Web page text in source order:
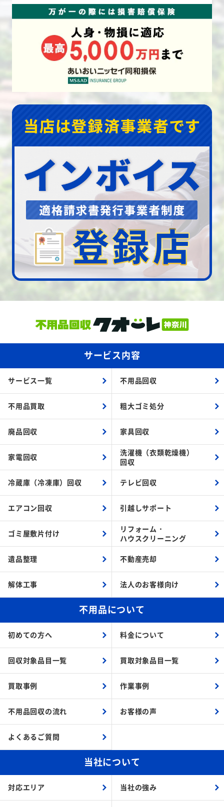
サービス内容
サービス一覧 不用品回収
不用品買取 粗大ゴミ処分
廃品回収 家具回収
家電回収
洗濯機（衣類乾燥機）
回収
冷蔵庫（冷凍庫）回収 テレビ回収
エアコン回収 引越しサポート
ゴミ屋敷片付け
リフォーム・
ハウスクリーニング
遺品整理 不動産売却
解体工事 法人のお客様向け
不用品について
初めての方へ 料金について
回収対象品目一覧 買取対象品目一覧
買取事例 作業事例
不用品回収の流れ お客様の声
よくあるご質問
当社について
対応エリア 当社の強み